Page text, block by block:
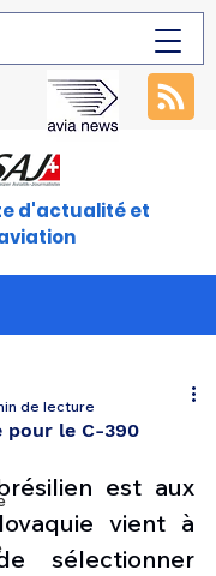
d'actualité et
pour le C-390
de lecture
est aux
vient à
sélectionner